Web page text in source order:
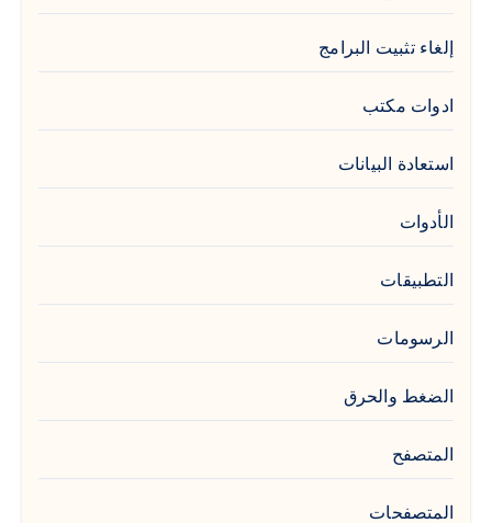
إلغاء تثبيت البرامج
ادوات مكتب
استعادة البيانات
الأدوات
التطبيقات
الرسومات
الضغط والحرق
المتصفح
المتصفحات